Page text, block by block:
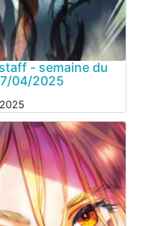
- semaine du
04/2025